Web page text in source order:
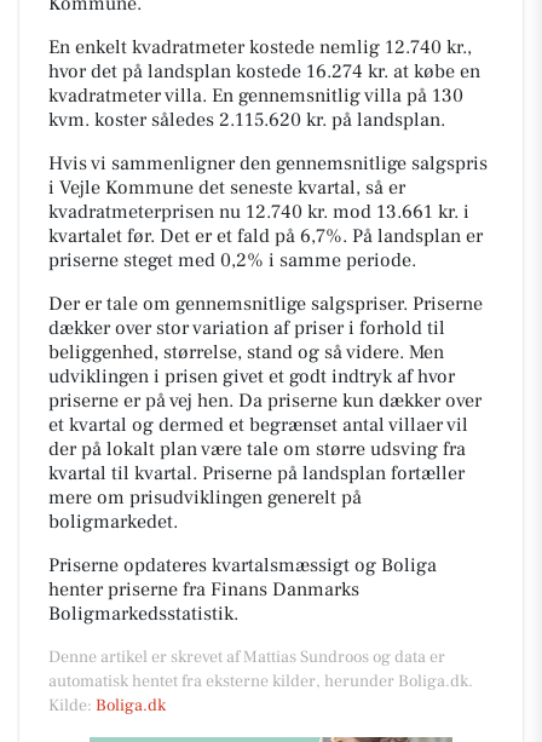
En enkelt kvadratmeter kostede nemlig 12.740 kr.,
hvor det på landsplan kostede 16.274 kr. at købe en
kvadratmeter villa. En gennemsnitlig villa på 130
kvm. koster således 2.115.620 kr. på landsplan.
Hvis vi sammenligner den gennemsnitlige salgspris
i Vejle Kommune det seneste kvartal, så er
kvadratmeterprisen nu 12.740 kr. mod 13.661 kr. i
kvartalet før. Det er et fald på 6,7%. På landsplan er
priserne steget med 0,2% i samme periode.
Der er tale om gennemsnitlige salgspriser. Priserne
dækker over stor variation af priser i forhold til
beliggenhed, størrelse, stand og så videre. Men
udviklingen i prisen givet et godt indtryk af hvor
priserne er på vej hen. Da priserne kun dækker over
et kvartal og dermed et begrænset antal villaer vil
der på lokalt plan være tale om større udsving fra
kvartal til kvartal. Priserne på landsplan fortæller
mere om prisudviklingen generelt på
boligmarkedet.
Priserne opdateres kvartalsmæssigt og Boliga
henter priserne fra Finans Danmarks
Boligmarkedsstatistik.
Denne artikel er skrevet af Mattias Sundroos og data er
automatisk hentet fra eksterne kilder, herunder Boliga.dk.
Kilde: Boliga.dk